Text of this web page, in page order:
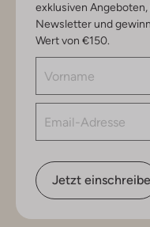
exklusiven
Newsletter und
Wert von €150.
Jetzt